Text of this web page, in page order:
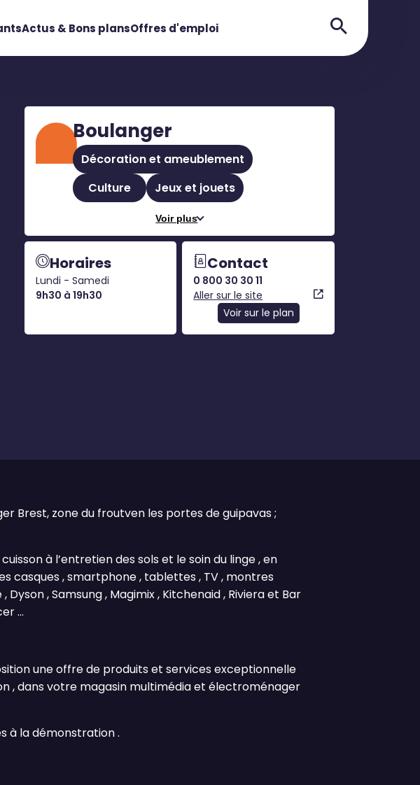
Actus & Bons plansOffres d'emploi
Boulanger
Décoration et ameublement
Culture
Jeux et jouets
Voir plus
Horaires
Lundi - Samedi
9h30 à 19h30
Contact
0 800 30 30 11
Aller sur le site
Voir sur le plan
Brest, zone du froutven les portes de guipavas ;
à l’entretien des sols et le soin du linge , en
casques , smartphone , tablettes , TV , montres
, Samsung , Magimix , Kitchenaid , Riviera et Bar
...
une offre de produits et services exceptionnelle
, dans votre magasin multimédia et électroménager
à la démonstration .